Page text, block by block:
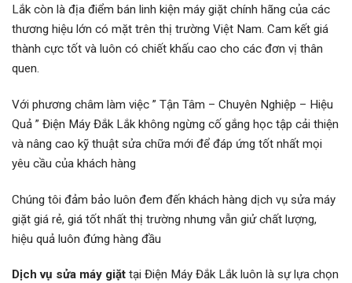
Lắk còn là địa điểm bán linh kiện máy giặt chính hãng của các
thương hiệu lớn có mặt trên thị trường Việt Nam. Cam kết giá
thành cực tốt và luôn có chiết khấu cao cho các đơn vị thân
quen.
Với phương châm làm việc ” Tận Tâm – Chuyên Nghiệp – Hiệu
Quả ” Điện Máy Đắk Lắk không ngừng cố gắng học tập cải thiện
và nâng cao kỹ thuật sửa chữa mới để đáp ứng tốt nhất mọi
yêu cầu của khách hàng
Chúng tôi đảm bảo luôn đem đến khách hàng dịch vụ sửa máy
giặt giá rẻ, giá tốt nhất thị trường nhưng vẫn giử chất lượng,
hiệu quả luôn đứng hàng đầu
Dịch vụ sửa máy giặt tại Điện Máy Đắk Lắk luôn là sự lựa chọn